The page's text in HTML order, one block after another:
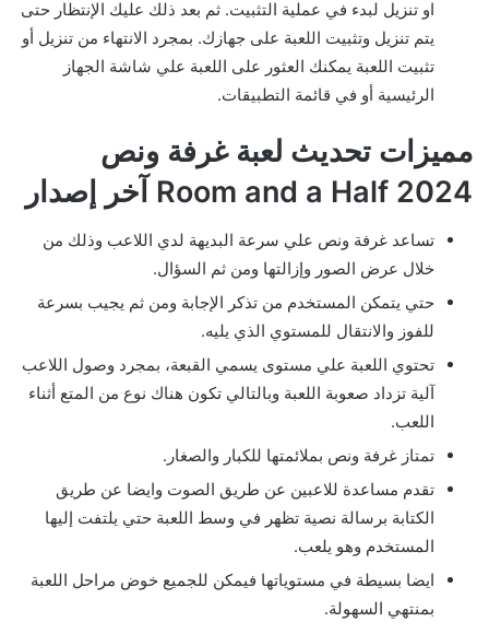
او تنزيل لبدء في عملية التثبيت. ثم بعد ذلك عليك الإنتظار حتى
يتم تنزيل وتثبيت اللعبة على جهازك. بمجرد الانتهاء من تنزيل أو
تثبيت اللعبة يمكنك العثور على اللعبة علي شاشة الجهاز
الرئيسية أو في قائمة التطبيقات.
مميزات تحديث لعبة غرفة ونص
Room and a Half 2024 آخر إصدار
تساعد غرفة ونص علي سرعة البديهة لدي اللاعب وذلك من
خلال عرض الصور وإزالتها ومن ثم السؤال.
حتي يتمكن المستخدم من تذكر الإجابة ومن ثم يجيب بسرعة
للفوز والانتقال للمستوي الذي يليه.
تحتوي اللعبة علي مستوى يسمي القبعة، بمجرد وصول اللاعب
آلية تزداد صعوبة اللعبة وبالتالي تكون هناك نوع من المتع أثناء
اللعب.
تمتاز غرفة ونص بملائمتها للكبار والصغار.
تقدم مساعدة للاعبين عن طريق الصوت وايضا عن طريق
الكتابة برسالة نصية تظهر في وسط اللعبة حتي يلتفت إليها
المستخدم وهو يلعب.
ايضا بسيطة في مستوياتها فيمكن للجميع خوض مراحل اللعبة
بمنتهي السهولة.